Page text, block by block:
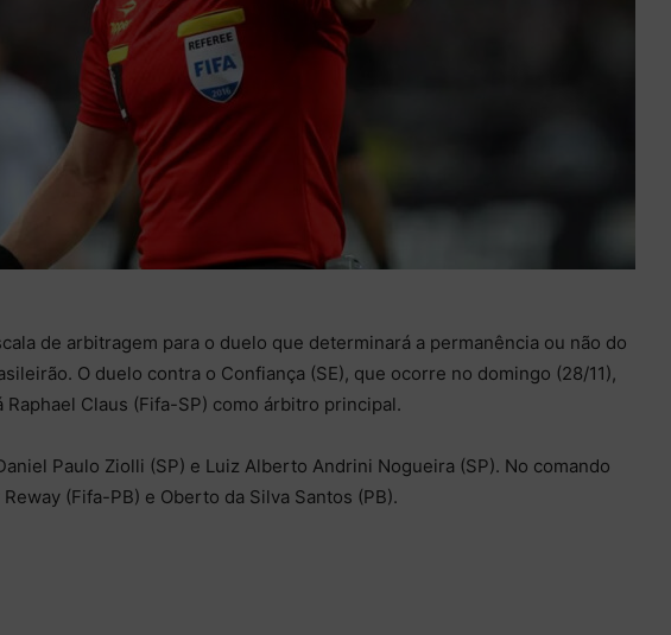
de arbitragem para o duelo que determinará a permanência ou não do
O duelo contra o Confiança (SE), que ocorre no domingo (28/11),
Raphael Claus (Fifa-SP) como árbitro principal.
Paulo Ziolli (SP) e Luiz Alberto Andrini Nogueira (SP). No comando
(Fifa-PB) e Oberto da Silva Santos (PB).